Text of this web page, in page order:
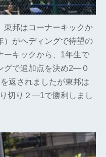
東邦はコーナーキックか
）がヘディングで待望の
ーキックから、1年生で
グで追加点を決め2―０
返されましたが東邦は
切り２―1で勝利しまし